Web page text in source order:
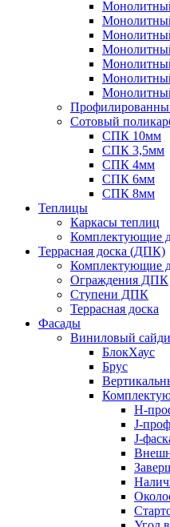
Сотовый
СПК 10мм
СПК 3,5мм
СПК 4мм
СПК 6мм
СПК 8мм
Теплицы
Каркасы теплиц
Комплектующие
Террасная доска (ДПК)
Комплектующие
Ограждения ДПК
Ступени ДПК
Террасная доска
Фасады
Виниловый
БлокХаус
Брус
H-
J-
J-